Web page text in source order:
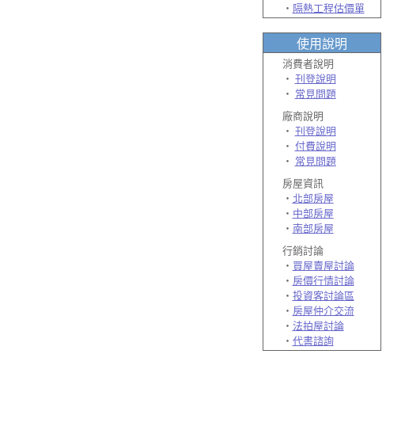
‧ 隔熱工程估價單
使用說明
消費者說明
‧ 刊登說明
‧ 常見問題
廠商說明
‧ 刊登說明
‧ 付費說明
‧ 常見問題
房屋資訊
‧ 北部房屋
‧ 中部房屋
‧ 南部房屋
行銷討論
‧ 買屋賣屋討論
‧ 房價行情討論
‧ 投資客討論區
‧ 房屋仲介交流
‧ 法拍屋討論
‧ 代書諮詢